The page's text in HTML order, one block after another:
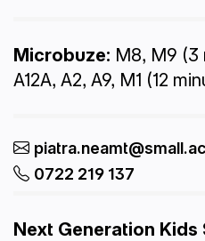
Microbuze: M8, M9 (3
A12A, A2, A9, M1 (12
0722 219 137
Next Generation Kids